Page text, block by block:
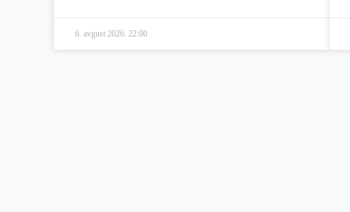
6. avgust 2026. 22:00